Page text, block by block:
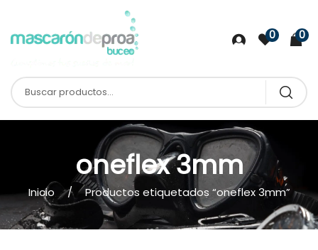
0 0
oneflex 3mm
Inicio Productos etiquetados “oneflex 3mm”